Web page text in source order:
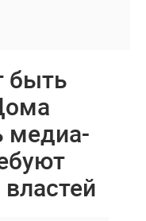
быть
медиа-